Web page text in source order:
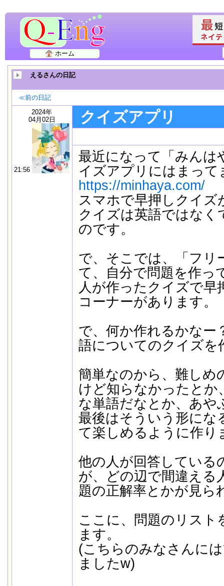
ホーム
えるさんの日記
≪前の日記
2024年
04月02日
21:56
クイズアプリ
最近になって「みんは
イズアプリにはまって
https://minhaya.com/
スマホで早押しクイズ
クイズは英語ではなく
のです。
で、そこでは、「フリ
て、自分で問題を作っ
人が作ったクイズで早
コーナーがあります。
で、何か作れるかなー
語についてのクイズを
簡単なのから、難しめ
けど知らなかったとか
な単語だなとか、あや
最後はそういう形にな
て楽しめるように作り
他の人が回答している
が、どの辺で間違える
題の正解率とかが見ら
ここに、問題のリスト
ます。
(こちらのみなさんに
ましたw)